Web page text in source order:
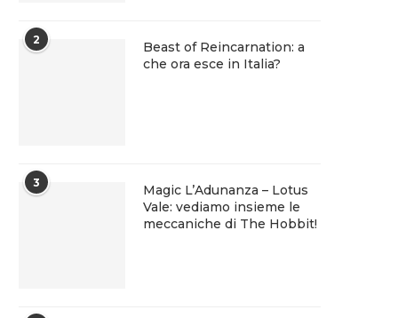
2
Beast of Reincarnation: a
che ora esce in Italia?
3
Magic L’Adunanza – Lotus
Vale: vediamo insieme le
meccaniche di The Hobbit!